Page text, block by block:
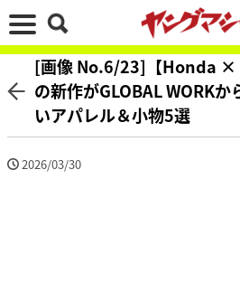
[画像 No.6/23]【Honda ×
の新作がGLOBAL WORK
いアパレル＆小物5選
2026/03/30